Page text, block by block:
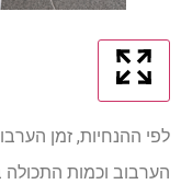
לפי ההנחיות, זמן
הערבוב וכמות